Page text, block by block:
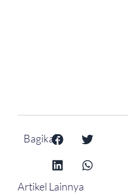
Bagikan:
Artikel Lainnya